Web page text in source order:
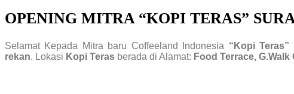
OPENING MITRA “KOPI TERAS”
Selamat Kepada Mitra baru Coffeeland Indonesia “Kopi Teras”
rekan. Lokasi Kopi Teras berada di Alamat: Food Terrace,